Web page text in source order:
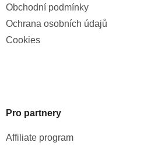
Obchodní podmínky
Ochrana osobních údajů
Cookies
Pro partnery
Affiliate program